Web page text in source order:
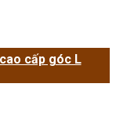
cấp góc L